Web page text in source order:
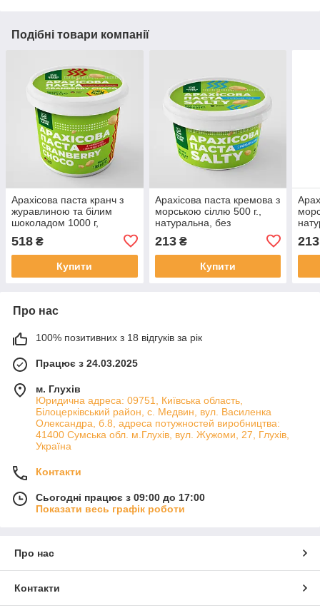
Подібні товари компанії
Арахісова паста кранч з
журавлиною та білим
шоколадом 1000 г,
консервантів та домішок
CRANBERRY CHOCO
518 ₴
Купити
Арахісова паста кремова з
морською сіллю 500 г.,
натуральна, без
SALTY
213₴
Купити
213
Про нас
100% позитивних з 18 відгуків за рік
Працює з 24.03.2025
м. Глухів
Юридична адреса: 09751, Київська область,
Білоцерківський район, с. Медвин, вул. Василенка
Олександра, б.8, адреса потужностей виробництва:
41400 Сумська обл. м.Глухів, вул. Жужоми, 27, Глухів,
Україна
Контакти
Сьогодні працює з 09:00 до 17:00
Показати весь графік роботи
Про нас
Контакти